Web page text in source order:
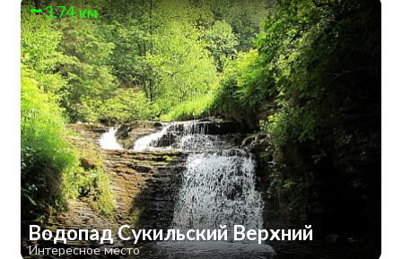
3.74 км
Водопад Сукильский Верхний
Интересное место